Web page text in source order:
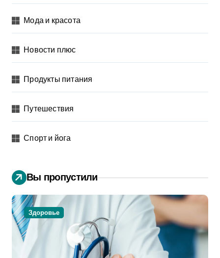
Мода и красота
Новости плюс
Продукты питания
Путешествия
Спорт и йога
Вы пропустили
Здоровье